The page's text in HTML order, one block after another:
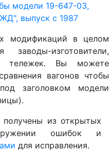
модели 19-647-03,
выпуск с 1987
модификаций в целом
изготовители,
тележек. Вы можете
вагонов чтобы
заголовком модели
получены из открытых
ошибок и
для исправления.